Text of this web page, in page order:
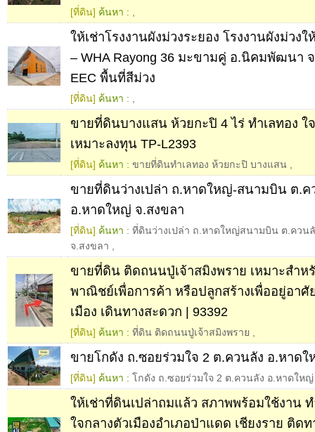
[ที่ดิน] ค้นหา :
ให้เช่าโรงงานผังม่วงระยอง โรงงานผังม่วงใ
– WHA Rayong 36 มะขามคู่ อ.นิคมพัฒนา จ
EEC พื้นที่สีม่วง
[ที่ดิน] ค้นหา :
ขายที่ดินบางแสน ห้วยกะปิ 4 ไร่ ทำเลทอง ใ
เหมาะลงทุน TP-L2393
[ที่ดิน] ค้นหา : ขายที่ดินทำเลทอง ห้วยกะปิ บางแสน
ขายที่ดินว่างเปล่า ถ.หาดใหญ่-สนามบิน ต.ค
อ.หาดใหญ่ จ.สงขลา
[ที่ดิน] ค้นหา : ที่ดินว่างเปล่า ถ.หาดใหญ่สนามบิน ต.ควน
จ.สงขลา
ขายที่ดิน ติดถนนปู่เจ้าสมิงพราย เหมาะสำห
พาณิชย์เพื่อการค้า หรือปลูกสร้างเพื่ออยู่อาศั
เมือง เดินทางสะดวก | 93392
[ที่ดิน] ค้นหา : ที่ดิน ติดถนนปู่เจ้าสมิงพราย
ขายโกดัง ถ.ซอยร่วมใจ 2 ต.ควนลัง อ.หาด
[ที่ดิน] ค้นหา : โกดัง ถ.ซอยร่วมใจ 2 ต.ควนลัง อ.หาดให
ให้เช่าที่ดินเปล่าถมแล้ว สภาพพร้อมใช้งาน ท
ใจกลางตัวเมืองอำเภอป่าแดด เชียงราย ติดท